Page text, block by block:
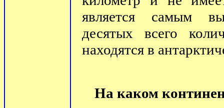
является самым
десятых всего
находятся в
На каком